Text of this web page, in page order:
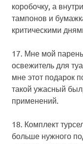
коробочку, а
тампонов и
критическими
17. Мне мой
освежитель для
мне этот подарок
такой ужасный
применений.
18. Комплект
больше нужного